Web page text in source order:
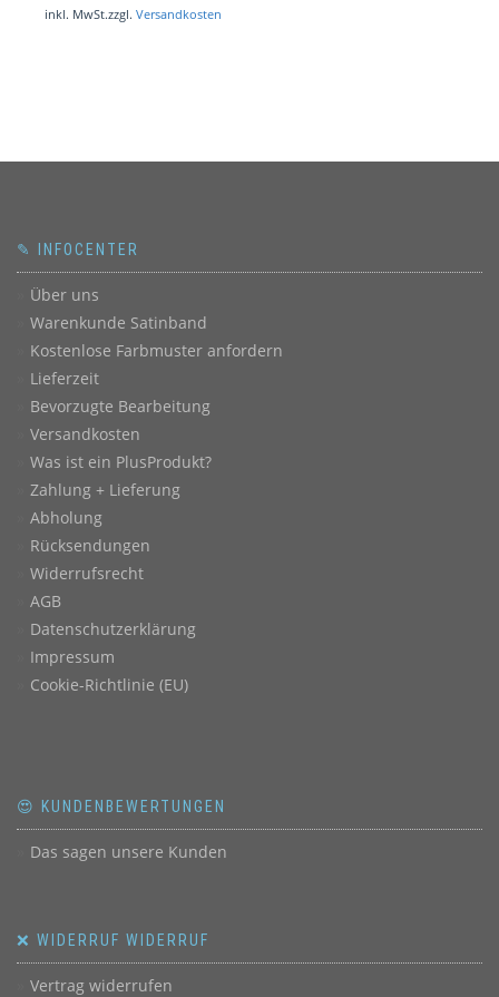
inkl. MwSt.zzgl. Versandkosten
✎ INFOCENTER
Über uns
Warenkunde Satinband
Kostenlose Farbmuster anfordern
Lieferzeit
Bevorzugte Bearbeitung
Versandkosten
Was ist ein PlusProdukt?
Zahlung + Lieferung
Abholung
Rücksendungen
Widerrufsrecht
AGB
Datenschutzerklärung
Impressum
Cookie-Richtlinie (EU)
😍 KUNDENBEWERTUNGEN
Das sagen unsere Kunden
❌ WIDERRUF WIDERRUF
Vertrag widerrufen